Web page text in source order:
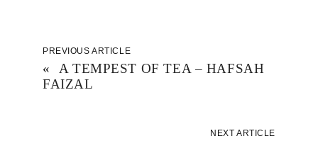
PREVIOUS ARTICLE
«
A TEMPEST OF TEA – HAFSAH
FAIZAL
NEXT ARTICLE